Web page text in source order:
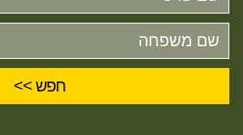
פרטי
שם
משפחה